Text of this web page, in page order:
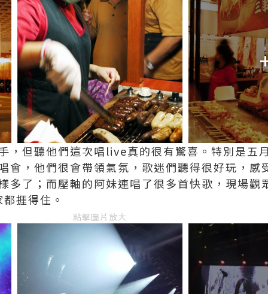
，但聽他們這次唱live真的很有驚喜。特別是五
會，他們很會帶領氣氛，歌迷們聽得很好玩，感
多了；而壓軸的阿妹連唱了很多首快歌，現場觀
捱得住。
點擊圖片放大